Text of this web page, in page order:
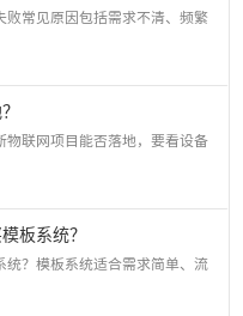
常见原因包括需求不清、频繁
联网项目能否落地，要看设备
板系统？
？模板系统适合需求简单、流